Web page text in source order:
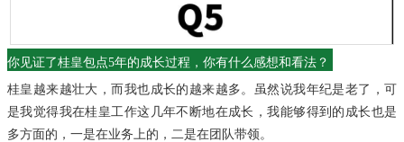
你见证了桂皇包点5年的成长过程，你有什么感想和看法？
桂皇越来越壮大，而我也成长的越来越多。 虽然说我年纪是老了，可
是我觉得我在桂皇工作这几年不断地在成长，我能够得到的成长也是
多方面的，一是在业务上的，二是在团队带领。